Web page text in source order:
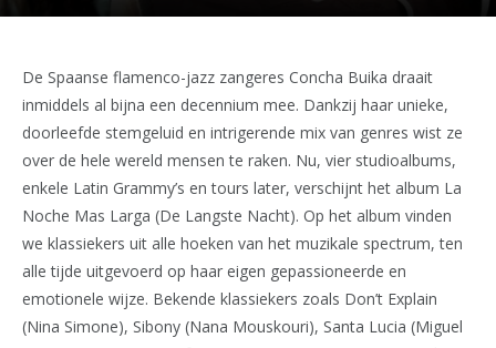
De Spaanse flamenco-jazz zangeres Concha Buika draait
inmiddels al bijna een decennium mee. Dankzij haar unieke,
doorleefde stemgeluid en intrigerende mix van genres wist ze
over de hele wereld mensen te raken. Nu, vier studioalbums,
enkele Latin Grammy’s en tours later, verschijnt het album La
Noche Mas Larga (De Langste Nacht). Op het album vinden
we klassiekers uit alle hoeken van het muzikale spectrum, ten
alle tijde uitgevoerd op haar eigen gepassioneerde en
emotionele wijze. Bekende klassiekers zoals Don’t Explain
(Nina Simone), Sibony (Nana Mouskouri), Santa Lucia (Miguel